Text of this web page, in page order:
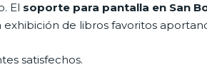
El soporte para pantalla en San
de libros favoritos
satisfechos.